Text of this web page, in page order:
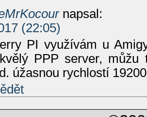
napsal:
(22:05)
PI využívám u
PPP server, můžu
úžasnou rychlostí